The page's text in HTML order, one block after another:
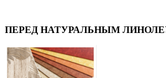
ПЕРЕД НАТУРАЛЬНЫМ